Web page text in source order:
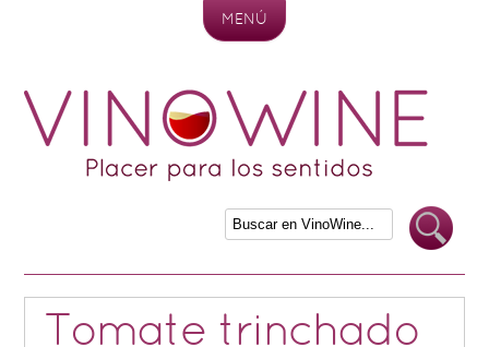
MENÚ
Tomate trinchado